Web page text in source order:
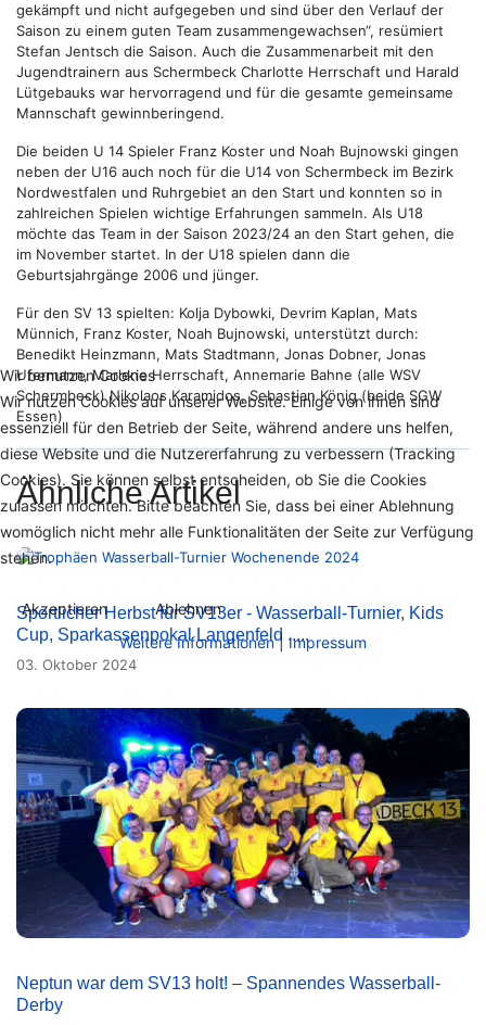
gekämpft und nicht aufgegeben und sind über den Verlauf der
Saison zu einem guten Team zusammengewachsen“, resümiert
Stefan Jentsch die Saison. Auch die Zusammenarbeit mit den
Jugendtrainern aus Schermbeck Charlotte Herrschaft und Harald
Lütgebauks war hervorragend und für die gesamte gemeinsame
Mannschaft gewinnberingend.
Die beiden U 14 Spieler Franz Koster und Noah Bujnowski gingen
neben der U16 auch noch für die U14 von Schermbeck im Bezirk
Nordwestfalen und Ruhrgebiet an den Start und konnten so in
zahlreichen Spielen wichtige Erfahrungen sammeln. Als U18
möchte das Team in der Saison 2023/24 an den Start gehen, die
im November startet. In der U18 spielen dann die
Geburtsjahrgänge 2006 und jünger.
Für den SV 13 spielten: Kolja Dybowki, Devrim Kaplan, Mats
Münnich, Franz Koster, Noah Bujnowski, unterstützt durch:
Benedikt Heinzmann, Mats Stadtmann, Jonas Dobner, Jonas
Ufermann, Marlene Herrschaft, Annemarie Bahne (alle WSV
Schermbeck) Nikolaos Karamidos, Sebastian König (beide SGW
Essen)
Ähnliche Artikel
Sportlicher Herbst für SV13er - Wasserball-Turnier, Kids
Cup, Sparkassenpokal Langenfeld .....
03. Oktober 2024
Neptun war dem SV13 holt! – Spannendes Wasserball-
Derby
Wir benutzen Cookies
Wir nutzen Cookies auf unserer Website. Einige von ihnen sind
essenziell für den Betrieb der Seite, während andere uns helfen,
diese Website und die Nutzererfahrung zu verbessern (Tracking
Cookies). Sie können selbst entscheiden, ob Sie die Cookies
zulassen möchten. Bitte beachten Sie, dass bei einer Ablehnung
womöglich nicht mehr alle Funktionalitäten der Seite zur Verfügung
stehen.
Akzeptieren
Ablehnen
Weitere Informationen| Impressum